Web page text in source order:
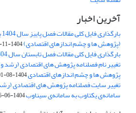
آخرین اخبار
(پژوهش ها و چشم اندازهای اقتصادی)1404-11-12
بارگذاری فایل کلی مقالات فصل تابستان سال 1404
تغییر نام فصلنامه پژوهش های اقتصادی (رشد و
پژوهش ها و چشم اندازهای اقتصادی1404-08-01
تغییر سایت فصلنامه پژوهش های اقتصادی
سامانه‌ی یکتاوب به سامانه‌ی سیناوب1404-06-26